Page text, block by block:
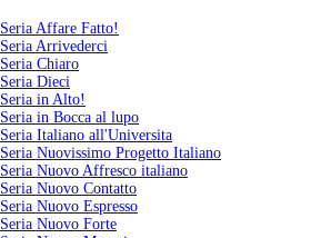
Seria Affare Fatto!
Seria Arrivederci
Seria Chiaro
Seria Dieci
Seria in Alto!
Seria in Bocca al lupo
Seria Italiano all'Universita
Seria Nuovissimo Progetto Italiano
Seria Nuovo Affresco italiano
Seria Nuovo Contatto
Seria Nuovo Espresso
Seria Nuovo Forte